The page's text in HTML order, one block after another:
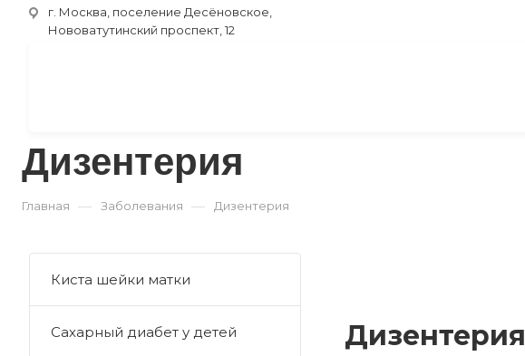
г. Москва, поселение Десёновское,
Нововатутинский проспект, 12
Дизентерия
Главная — Заболевания — Дизентерия
Дизентерия
Киста шейки матки
Сахарный диабет у детей